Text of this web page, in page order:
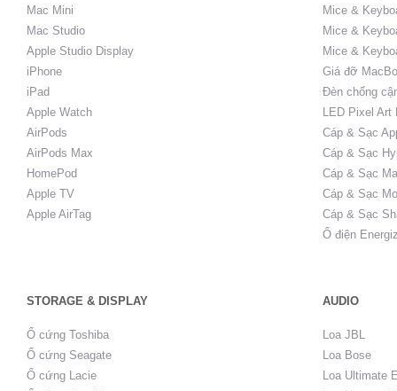
Mac Mini
Mac Studio
Apple Studio Display
iPhone
iPad
Apple Watch
AirPods
AirPods Max
HomePod
Apple TV
Apple AirTag
Mice &
Mice &
Mice &
Giá đỡ
Đèn chống
LED Pixel Art
Cáp & Sạc
Cáp & Sạc
Cáp & Sạc
Cáp & Sạc
Cáp & Sạc
Ổ điện
STORAGE & DISPLAY AUDIO
Ổ cứng Toshiba
Ổ cứng Seagate
Ổ cứng Lacie
Loa JBL
Loa Bose
Loa Ultimate